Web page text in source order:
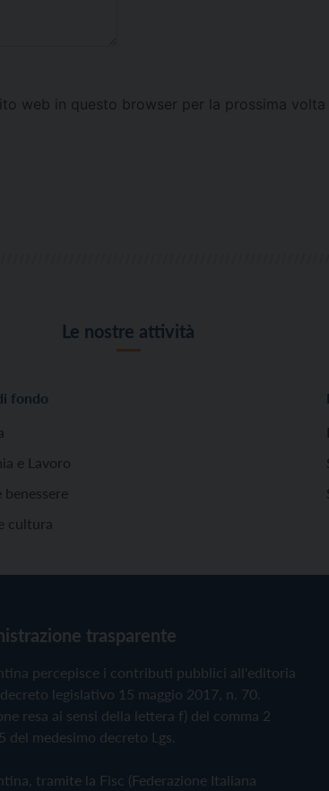
web in questo browser per la prossima
Le nostre attività
fondo
e Lavoro
benessere
cultura
trasparente
percepisce i contributi pubblici all'editoria
legislativo 15 maggio 2017, n. 70.
resa ai sensi della lettera f) del comma 2
del medesimo decreto Lgs.
tramite la Fisc (Federazione Italiana